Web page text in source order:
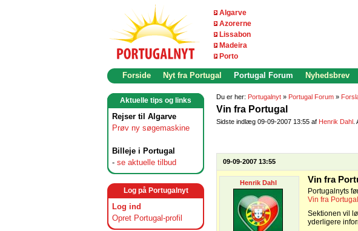
Algarve
Azorerne
Lissabon
Madeira
Porto
Forside Nyt fra Portugal Portugal Forum Nyhedsbrev
Aktuelle tips og links
Rejser til Algarve
Prøv ny søgemaskine
Billeje i Portugal
- se aktuelle tilbud
Log på Portugalnyt
Log ind
Opret Portugal-profil
Du er her: Portugalnyt » Portugal Forum »
Vin fra Portugal
Sidste indlæg 09-09-2007 13:55 af Henrik Dahl
09-09-2007 13:55
Henrik Dahl Vin fra
Portugalnyts
Vin fra Portugal
Sektionen vil
yderligere